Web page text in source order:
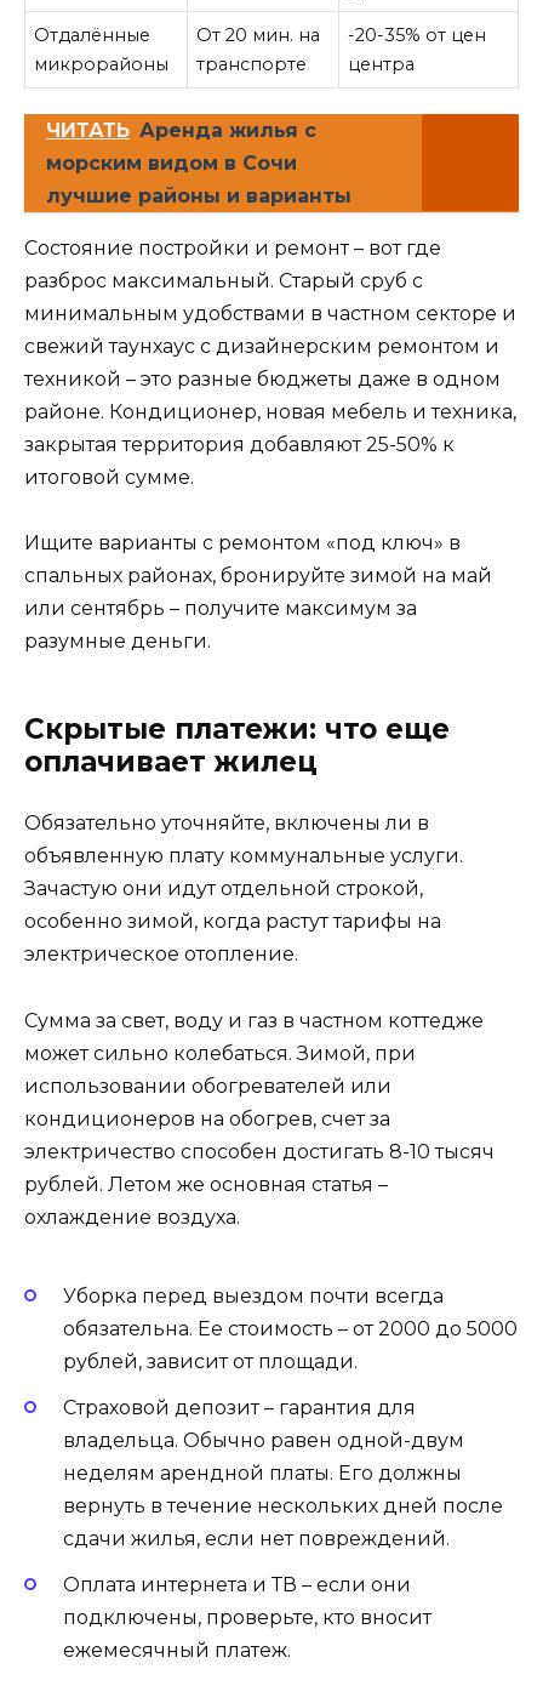
Отдалённые
микрорайоны
От 20 мин. на
транспорте
-20-35% от цен
центра
ЧИТАТЬ Аренда жилья с
морским видом в Сочи
лучшие районы и варианты
Состояние постройки и ремонт – вот где
разброс максимальный. Старый сруб с
минимальным удобствами в частном секторе и
свежий таунхаус с дизайнерским ремонтом и
техникой – это разные бюджеты даже в одном
районе. Кондиционер, новая мебель и техника,
закрытая территория добавляют 25-50% к
итоговой сумме.
Ищите варианты с ремонтом «под ключ» в
спальных районах, бронируйте зимой на май
или сентябрь – получите максимум за
разумные деньги.
Скрытые платежи: что еще
оплачивает жилец
Обязательно уточняйте, включены ли в
объявленную плату коммунальные услуги.
Зачастую они идут отдельной строкой,
особенно зимой, когда растут тарифы на
электрическое отопление.
Сумма за свет, воду и газ в частном коттедже
может сильно колебаться. Зимой, при
использовании обогревателей или
кондиционеров на обогрев, счет за
электричество способен достигать 8-10 тысяч
рублей. Летом же основная статья –
охлаждение воздуха.
Уборка перед выездом почти всегда
обязательна. Ее стоимость – от 2000 до 5000
рублей, зависит от площади.
Страховой депозит – гарантия для
владельца. Обычно равен одной-двум
неделям арендной платы. Его должны
вернуть в течение нескольких дней после
сдачи жилья, если нет повреждений.
Оплата интернета и ТВ – если они
подключены, проверьте, кто вносит
ежемесячный платеж.